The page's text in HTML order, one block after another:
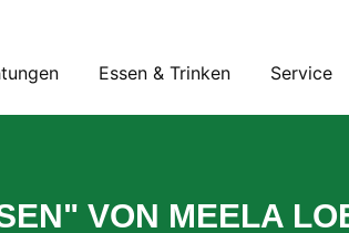
Essen & Trinken Service
VON MEELA